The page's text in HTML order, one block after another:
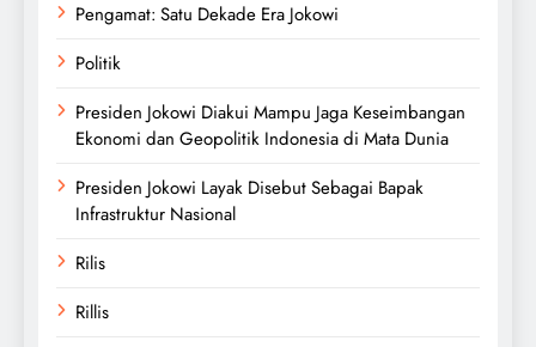
Pengamat: Satu Dekade Era Jokowi
Politik
Presiden Jokowi Diakui Mampu Jaga Keseimbangan
Ekonomi dan Geopolitik Indonesia di Mata Dunia
Presiden Jokowi Layak Disebut Sebagai Bapak
Infrastruktur Nasional
Rilis
Rillis